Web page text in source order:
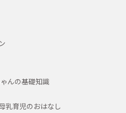
んの基礎知識
乳育児のおはなし